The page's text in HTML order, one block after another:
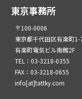
東京事務所
〒100-0006
東京都千代田区有楽町1-
有楽町電気ビル南館2F
TEL：03-3218-0355
FAX：03-3218-0655
info[at]tattky.com